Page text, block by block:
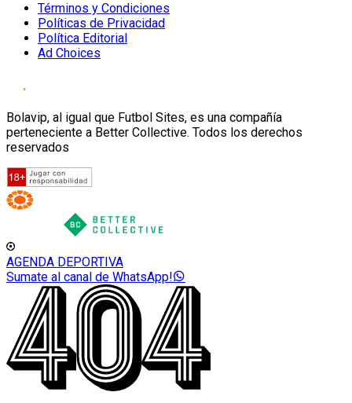
Términos y Condiciones
Políticas de Privacidad
Política Editorial
Ad Choices
Bolavip, al igual que Futbol Sites, es una compañía
perteneciente a Better Collective. Todos los derechos
reservados
AGENDA DEPORTIVA
Sumate al canal de WhatsApp!